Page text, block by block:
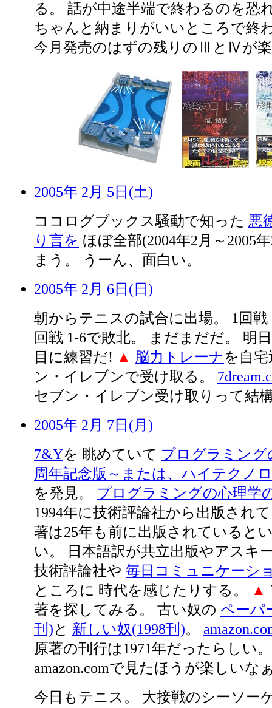
る。 話が中途半端で終わるのを恐
ちゃんと納まりがいいところで終
今月発売のはずの残りのⅢとⅣが
2005年 2月 5日(土)
ココログブックス騒動で知った 悪
り言を ほぼ全部(2004年2月～2005
まう。 うーん、面白い。
2005年 2月 6日(日)
朝からテニスの試合に出場。 1回戦
回戦 1-6で敗北。 まだまだだ。 明
目に練習だ! ▲ 脳力トレーナを自
ン・イレブンで受け取る。
セブン・イレブン受け取りって結
2005年 2月 7日(月)
7&Yを 眺めていて プログラミン
周年記念版～または、ハイテクノ
を発見。 プログラミングの心理学
1994年に技術評論社から出版され
著は25年も前に出版されていると
い。 日本語訳が共立出版やアスキ
技術評論社や 毎日コミュニケーシ
ところに 時代を感じたりする。
▲
著を探してみる。 古い奴の ペーパ
刊)と 新しい奴(1998刊)。
原著の刊行は1971年だったらしい
amazon.comで見たほうが楽しいな
今日もテニス。 大接戦のシーソー